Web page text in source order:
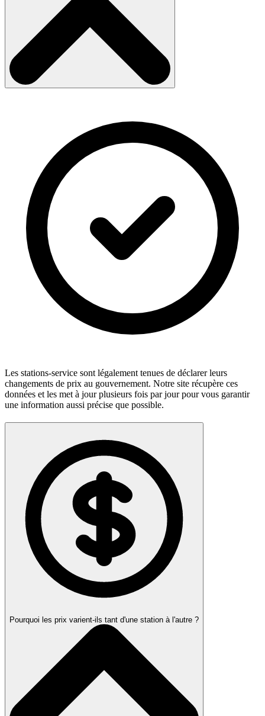
Les stations-service sont légalement tenues de déclarer leurs
changements de prix au gouvernement. Notre site récupère ces
données et les met à jour plusieurs fois par jour pour vous garantir
une information aussi précise que possible.
Pourquoi les prix varient-ils tant d'une station à l'autre ?